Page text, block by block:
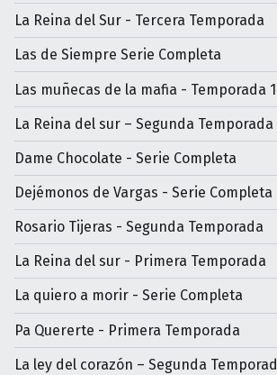
La Reina del Sur - Tercera Temporada
Las de Siempre Serie Completa
Las muñecas de la mafia - Temporada 1
La Reina del sur – Segunda Temporada
Dame Chocolate - Serie Completa
Dejémonos de Vargas - Serie Completa
Rosario Tijeras - Segunda Temporada
La Reina del sur - Primera Temporada
La quiero a morir - Serie Completa
Pa Quererte - Primera Temporada
La ley del corazón – Segunda